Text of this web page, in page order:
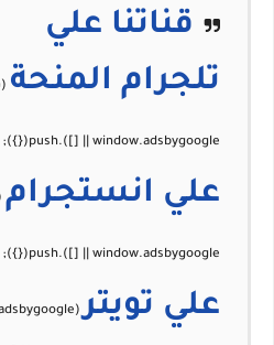
قناتنا علي
تلجرام المنحة
علي انستجرام
علي تويتر